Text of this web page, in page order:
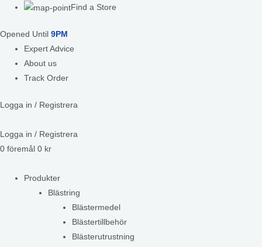
Find a Store
Opened Until 9PM
Expert Advice
About us
Track Order
Logga in / Registrera
Logga in / Registrera
0 föremål 0 kr
Produkter
Blästring
Blästermedel
Blästertillbehör
Blästerutrustning